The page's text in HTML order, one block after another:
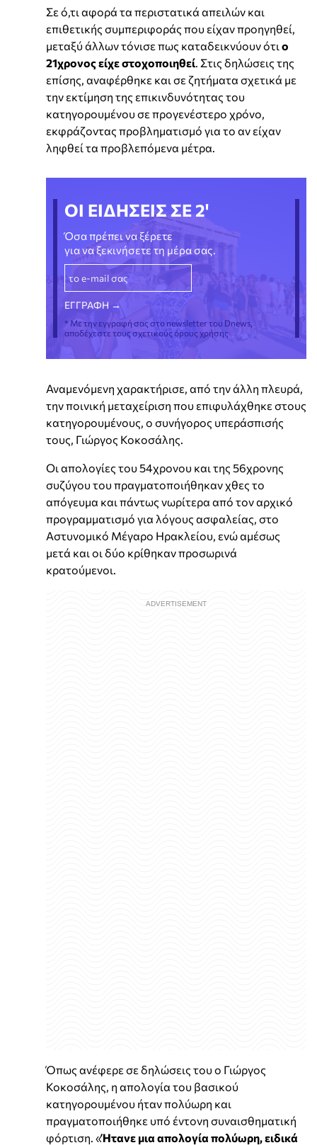
Σε ό,τι αφορά τα περιστατικά απειλών και
επιθετικής συμπεριφοράς που είχαν προηγηθεί,
μεταξύ άλλων τόνισε πως καταδεικνύουν ότι ο
21χρονος είχε στοχοποιηθεί . Στις δηλώσεις της
επίσης, αναφέρθηκε και σε ζητήματα σχετικά με
την εκτίμηση της επικινδυνότητας του
κατηγορουμένου σε προγενέστερο χρόνο,
εκφράζοντας προβληματισμό για το αν είχαν
ληφθεί τα προβλεπόμενα μέτρα.
ΟΙ ΕΙΔΗΣΕΙΣ ΣΕ 2'
Όσα πρέπει να ξέρετε
για να ξεκινήσετε τη μέρα σας.
* Με την εγγραφή σας στο newsletter του Dnews,
αποδέχεστε τους σχετικούς όρους χρήσης
Αναμενόμενη χαρακτήρισε, από την άλλη πλευρά,
την ποινική μεταχείριση που επιφυλάχθηκε στους
κατηγορουμένους, ο συνήγορος υπεράσπισής
τους, Γιώργος Κοκοσάλης.
Οι απολογίες του 54χρονου και της 56χρονης
συζύγου του πραγματοποιήθηκαν χθες το
απόγευμα και πάντως νωρίτερα από τον αρχικό
προγραμματισμό για λόγους ασφαλείας, στο
Αστυνομικό Μέγαρο Ηρακλείου, ενώ αμέσως
μετά και οι δύο κρίθηκαν προσωρινά
κρατούμενοι.
Όπως ανέφερε σε δηλώσεις του ο Γιώργος
Κοκοσάλης, η απολογία του βασικού
κατηγορουμένου ήταν πολύωρη και
πραγματοποιήθηκε υπό έντονη συναισθηματική
φόρτιση. «Ήτανε μια απολογία πολύωρη, ειδικά